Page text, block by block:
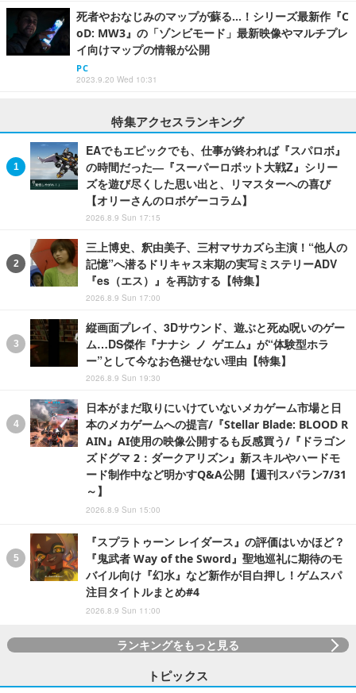
死者やおなじみのマップが蘇る…！シリーズ最新作『C
oD: MW3』の「ゾンビモード」最新映像やマルチプレ
イ向けマップの情報が公開
PC
2023.9.20 Wed 10:31
特集アクセスランキング
EAでもエピックでも、仕事が終われば『スパロボ』
の時間だった―『スーパーロボット大戦Z』シリー
ズを遊び尽くした思い出と、リマスターへの喜び
【オリーさんのロボゲーコラム】
2026.8.9 Sun 17:15
三上博史、釈由美子、三村マサカズら主演！“他人の
記憶”へ潜るドリキャス末期の実写ミステリーADV
『es（エス）』を再訪する【特集】
2026.8.9 Sun 17:00
縦画面プレイ、3Dサウンド、遊ぶと死ぬ呪いのゲー
ム…DS傑作『ナナシ ノ ゲエム』が“体験型ホラ
ー”として今なお色褪せない理由【特集】
2026.8.9 Sun 19:30
日本がまだ取りにいけていないメカゲーム市場と日
本のメカゲームへの提言/『Stellar Blade: BLOOD R
AIN』AI使用の映像公開するも反感買う/『ドラゴン
ズドグマ 2：ダークアリズン』新スキルやハードモ
ード制作中など明かすQ&A公開【週刊スパラン7/31
～】
2026.8.9 Sun 15:00
『スプラトゥーン レイダース』の評価はいかほど？
『鬼武者 Way of the Sword』聖地巡礼に期待のモ
バイル向け『幻水』など新作が目白押し！ゲムスパ
注目タイトルまとめ#4
2026.8.9 Sun 11:00
ランキングをもっと見る
トピックス